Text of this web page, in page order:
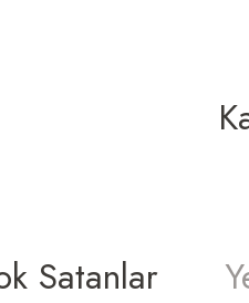
Satanlar